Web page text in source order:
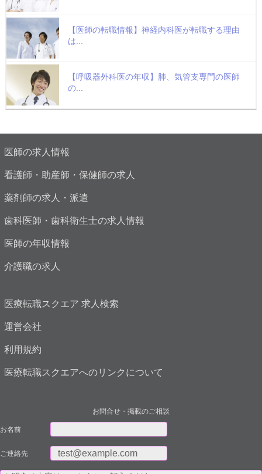
【医師の転職情報】神経内科医が転職する理由
は...
【呼吸器外科医の年収】肺、気管支専門の医師
の...
医師の求人情報
看護師・助産師・保健師の求人
薬剤師の求人・派遣
歯科医師・歯科衛生士の求人情報
医師の年収情報
介護職の求人
医療転職スクエア 求人検索
運営会社
利用規約
医療転職スクエアへのリンクについて
お問合せ・掲載のご相談
お名前
ご連絡先